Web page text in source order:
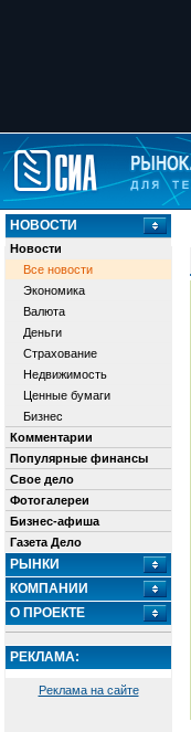
НОВОСТИ
Новости
Все новости
Экономика
Валюта
Деньги
Страхование
Недвижимость
Ценные бумаги
Бизнес
Комментарии
Популярные финансы
Свое дело
Фотогалереи
Бизнес-афиша
Газета Дело
РЫНКИ
КОМПАНИИ
О ПРОЕКТЕ
РЕКЛАМА:
Реклама на сайте